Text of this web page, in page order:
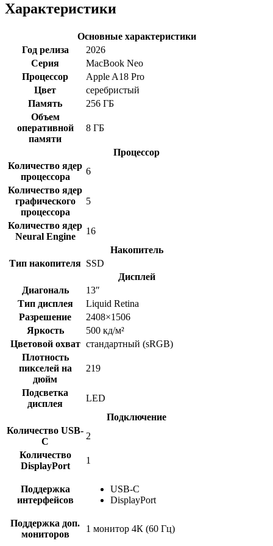
Характеристики
Основные характеристики
Год релиза
2026
Серия
MacBook Neo
Процессор
Apple A18 Pro
Цвет
серебристый
Память
256 ГБ
Объем
оперативной
памяти
8 ГБ
Процессор
Количество ядер
процессора
6
Количество ядер
графического
процессора
5
Количество ядер
Neural Engine
16
Накопитель
Тип накопителя SSD
Дисплей
Диагональ
13″
Тип дисплея
Liquid Retina
Разрешение
2408×1506
Яркость
500 кд/м²
Цветовой охват стандартный (sRGB)
Плотность
пикселей на
дюйм
219
Подсветка
дисплея
LED
Подключение
Количество USB-
C
2
Количество
DisplayPort
1
Поддержка
интерфейсов
USB-C
DisplayPort
Поддержка доп.
мониторов
1 монитор 4К (60 Гц)